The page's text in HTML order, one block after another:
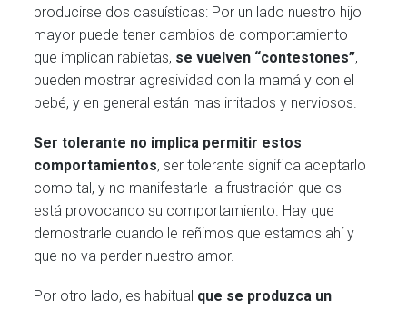
producirse dos casuísticas: Por un lado nuestro hijo
mayor puede tener cambios de comportamiento
que implican rabietas, se vuelven “contestones”,
pueden mostrar agresividad con la mamá y con el
bebé, y en general están mas irritados y nerviosos.
Ser tolerante no implica permitir estos
comportamientos, ser tolerante significa aceptarlo
como tal, y no manifestarle la frustración que os
está provocando su comportamiento. Hay que
demostrarle cuando le reñimos que estamos ahí y
que no va perder nuestro amor.
Por otro lado, es habitual que se produzca un